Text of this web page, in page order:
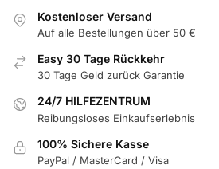
Kostenloser Versand
Auf alle Bestellungen über 50 €
Easy 30 Tage Rückkehr
30 Tage Geld zurück Garantie
24/7 HILFEZENTRUM
Reibungsloses Einkaufserlebnis
100% Sichere Kasse
PayPal / MasterCard / Visa